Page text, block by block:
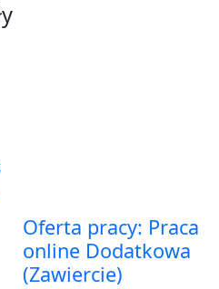
Oferta pracy: Praca
online Dodatkowa
(Zawiercie)